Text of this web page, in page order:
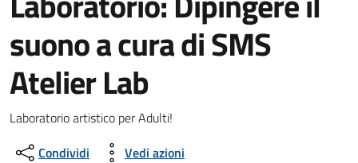
suono a cura di SMS
Atelier Lab
Dettagli della notizia
Laboratorio artistico per Adulti!
Condividi
Vedi azioni